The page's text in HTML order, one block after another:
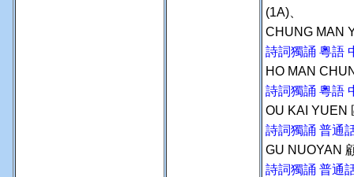
(1A)、
CHUNG MAN
詩詞獨誦 粵語
HO MAN
詩詞獨誦 粵語
OU KAI YUEN
詩詞獨誦 普通
GU NUOYAN
詩詞獨誦 普通